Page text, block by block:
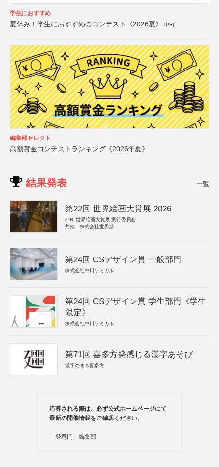
学生におすすめ
夏休み！学生におすすめのコンテスト《2026夏》 [PR]
編集部セレクト
高額賞金コンテストランキング《2026年夏》
結果発表 一覧
第22回 世界絵画大賞展 2026
[PR] 世界絵画大賞展 実行委員会
共催：株式会社世界堂
第24回 CSデザイン賞 一般部門
株式会社中川ケミカル
第24回 CSデザイン賞 学生部門《学生
限定》
株式会社中川ケミカル
第71回 喜多方発感じる漢字あそび
漢字のまち喜多方
応募される際は、必ず公式ホームページにて
最新の開催情報をご確認ください。
「登竜門」編集部